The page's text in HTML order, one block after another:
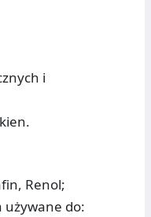
i
Renol;
używane do: